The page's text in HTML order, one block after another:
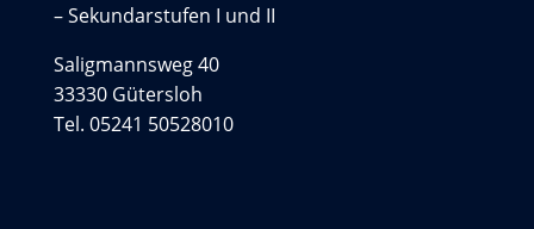
– Sekundarstufen I und II
Saligmannsweg 40
33330 Gütersloh
Tel. 05241 50528010